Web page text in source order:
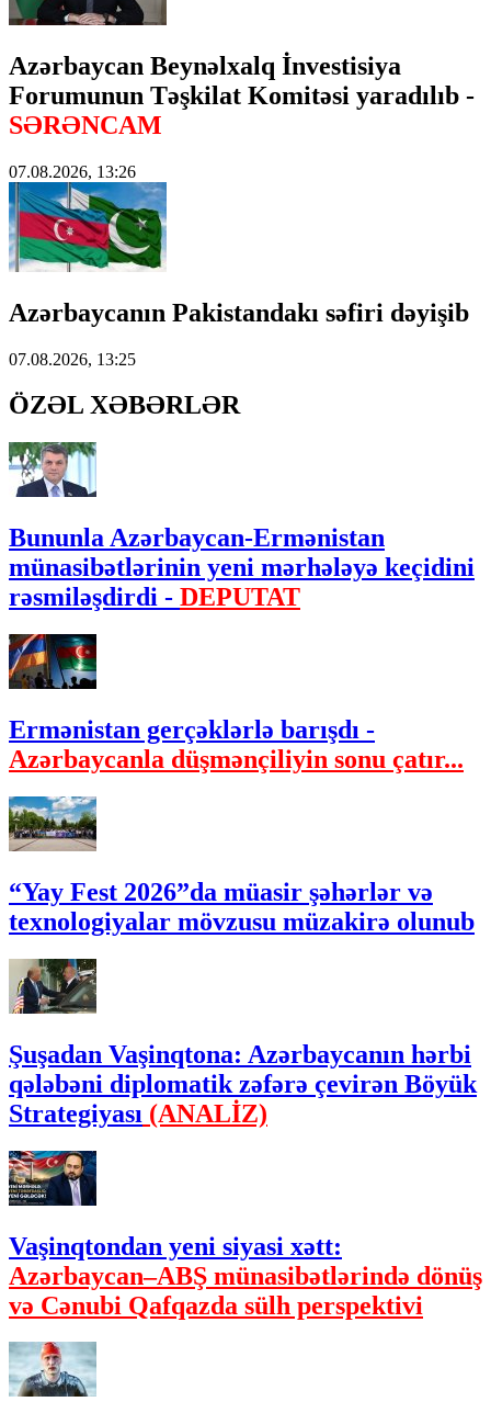
Azərbaycan Beynəlxalq İnvestisiya
Forumunun Təşkilat Komitəsi yaradılıb -
SƏRƏNCAM
07.08.2026, 13:26
Azərbaycanın Pakistandakı səfiri dəyişib
07.08.2026, 13:25
ÖZƏL XƏBƏRLƏR
Bununla Azərbaycan-Ermənistan
münasibətlərinin yeni mərhələyə keçidini
rəsmiləşdirdi - DEPUTAT
Ermənistan gerçəklərlə barışdı -
Azərbaycanla düşmənçiliyin sonu çatır...
“Yay Fest 2026”da müasir şəhərlər və
texnologiyalar mövzusu müzakirə olunub
Şuşadan Vaşinqtona: Azərbaycanın hərbi
qələbəni diplomatik zəfərə çevirən Böyük
Strategiyası (ANALİZ)
Vaşinqtondan yeni siyasi xətt:
Azərbaycan–ABŞ münasibətlərində dönüş
və Cənubi Qafqazda sülh perspektivi